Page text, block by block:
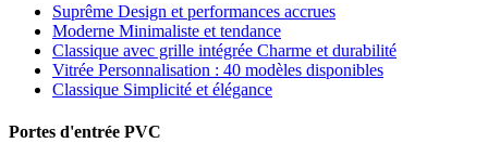
Suprême Design et performances accrues
Moderne Minimaliste et tendance
Classique avec grille intégrée Charme et durabilité
Vitrée Personnalisation : 40 modèles disponibles
Classique Simplicité et élégance
Portes d'entrée PVC